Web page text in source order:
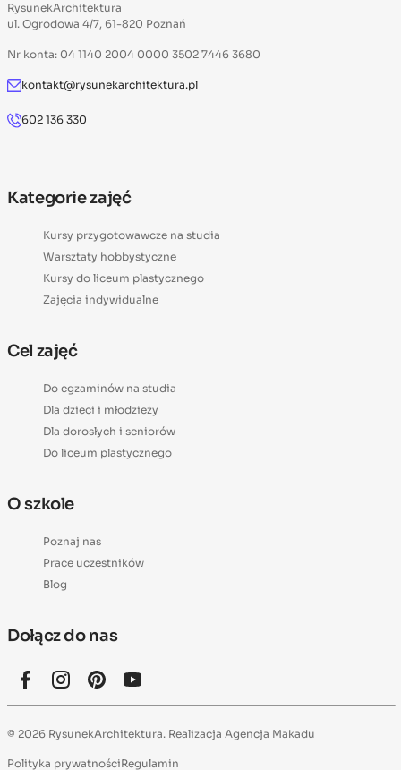
RysunekArchitektura
ul. Ogrodowa 4/7, 61-820 Poznań
Nr konta: 04 1140 2004 0000 3502 7446 3680
kontakt@rysunekarchitektura.pl
602 136 330
Kategorie zajęć
Kursy przygotowawcze na studia
Warsztaty hobbystyczne
Kursy do liceum plastycznego
Zajęcia indywidualne
Cel zajęć
Do egzaminów na studia
Dla dzieci i młodzieży
Dla dorosłych i seniorów
Do liceum plastycznego
O szkole
Poznaj nas
Prace uczestników
Blog
Dołącz do nas
© 2026 RysunekArchitektura. Realizacja Agencja Makadu
Polityka prywatnościRegulamin